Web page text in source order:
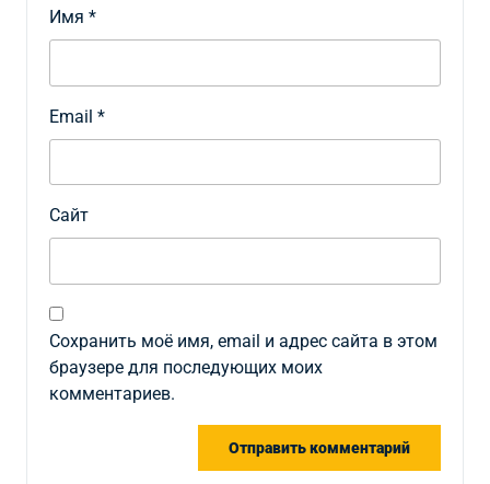
Имя *
Email *
Сайт
Сохранить моё имя, email и адрес сайта в этом
браузере для последующих моих
комментариев.